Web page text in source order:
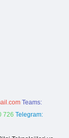
Teams:
726 Telegram: